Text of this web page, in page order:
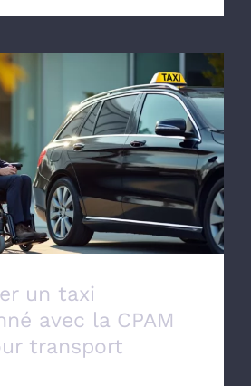
taxi conventionné avec la
pour transport Médical
un taxi
avec la CPAM
transport